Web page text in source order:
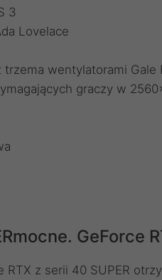
3
Lovelace
trzema wentylatorami
graczy w
GeForce
z serii 40 SUPER